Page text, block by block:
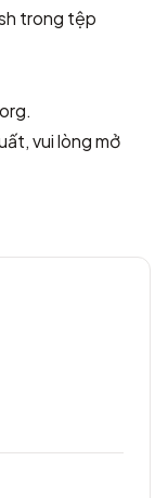
trong tệp
.
vui lòngmở